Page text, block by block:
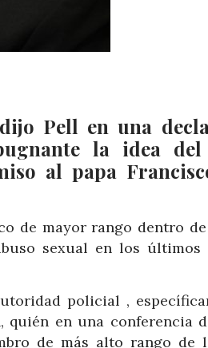
Pell en una
la idea del
al papa
de mayor rango dentro
sexual en los últimos
policial ,
en una conferencia
de más alto rango de